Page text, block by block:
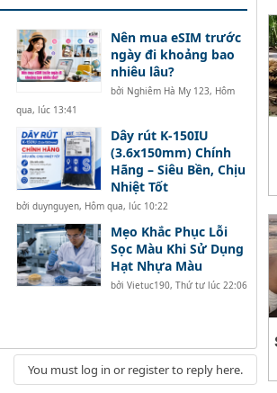
Nên mua eSIM trước
ngày đi khoảng bao
nhiêu lâu?
bởi Nghiêm Hà My 123, Hôm
qua, lúc 13:41
Dây rút K-150IU
(3.6x150mm) Chính
Hãng – Siêu Bền, Chịu
Nhiệt Tốt
bởi duynguyen, Hôm qua, lúc 10:22
Mẹo Khắc Phục Lỗi
Sọc Màu Khi Sử Dụng
Hạt Nhựa Màu
bởi Vietuc190, Thứ tư lúc 22:06
You must log in or register to reply here.